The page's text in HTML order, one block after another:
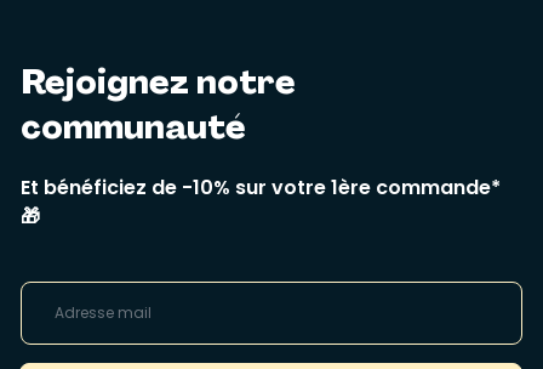
Rejoignez notre
communauté
Et bénéficiez de -10% sur votre 1ère commande*
🎁